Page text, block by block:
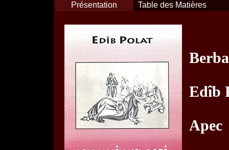
Présentation Table des Matières
Edîb
Apec